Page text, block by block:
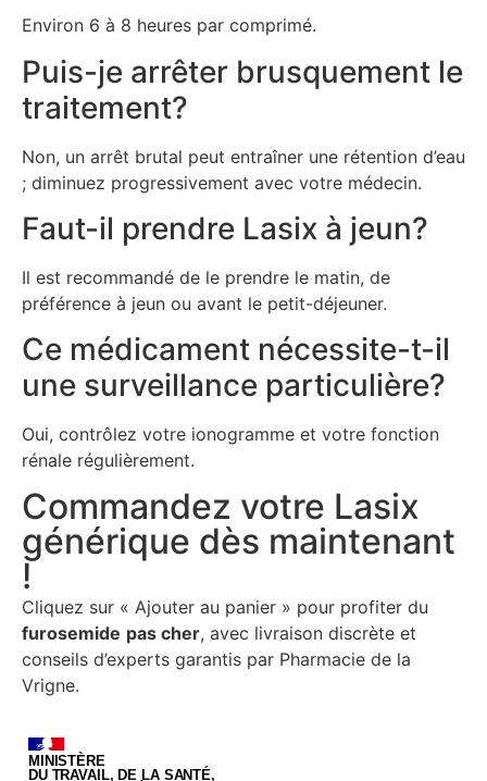
Environ 6 à 8 heures par comprimé.
Puis-je arrêter brusquement le
traitement?
Non, un arrêt brutal peut entraîner une rétention d’eau
; diminuez progressivement avec votre médecin.
Faut-il prendre Lasix à jeun?
Il est recommandé de le prendre le matin, de
préférence à jeun ou avant le petit-déjeuner.
Ce médicament nécessite-t-il
une surveillance particulière?
Oui, contrôlez votre ionogramme et votre fonction
rénale régulièrement.
Commandez votre Lasix
générique dès maintenant
!
Cliquez sur « Ajouter au panier » pour profiter du
furosemide pas cher, avec livraison discrète et
conseils d’experts garantis par Pharmacie de la
Vrigne.